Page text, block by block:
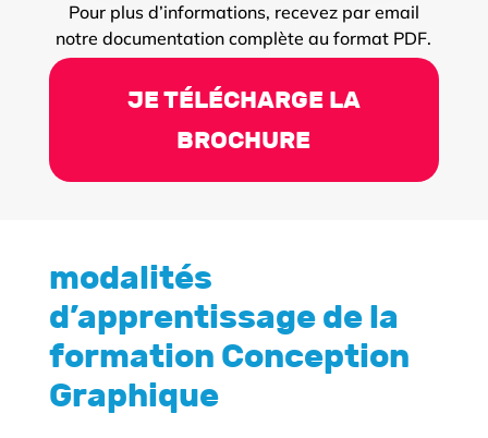
Pour plus d’informations, recevez par email
notre documentation complète au format PDF.
JE TÉLÉCHARGE LA
BROCHURE
modalités
d’apprentissage de la
formation Conception
Graphique